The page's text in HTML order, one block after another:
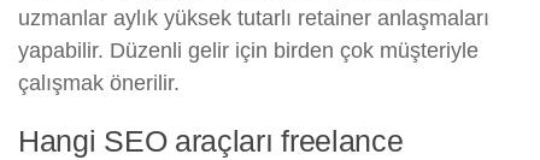
uzmanlar aylık yüksek tutarlı retainer anlaşmaları
yapabilir. Düzenli gelir için birden çok müşteriyle
çalışmak önerilir.
Hangi SEO araçları freelance